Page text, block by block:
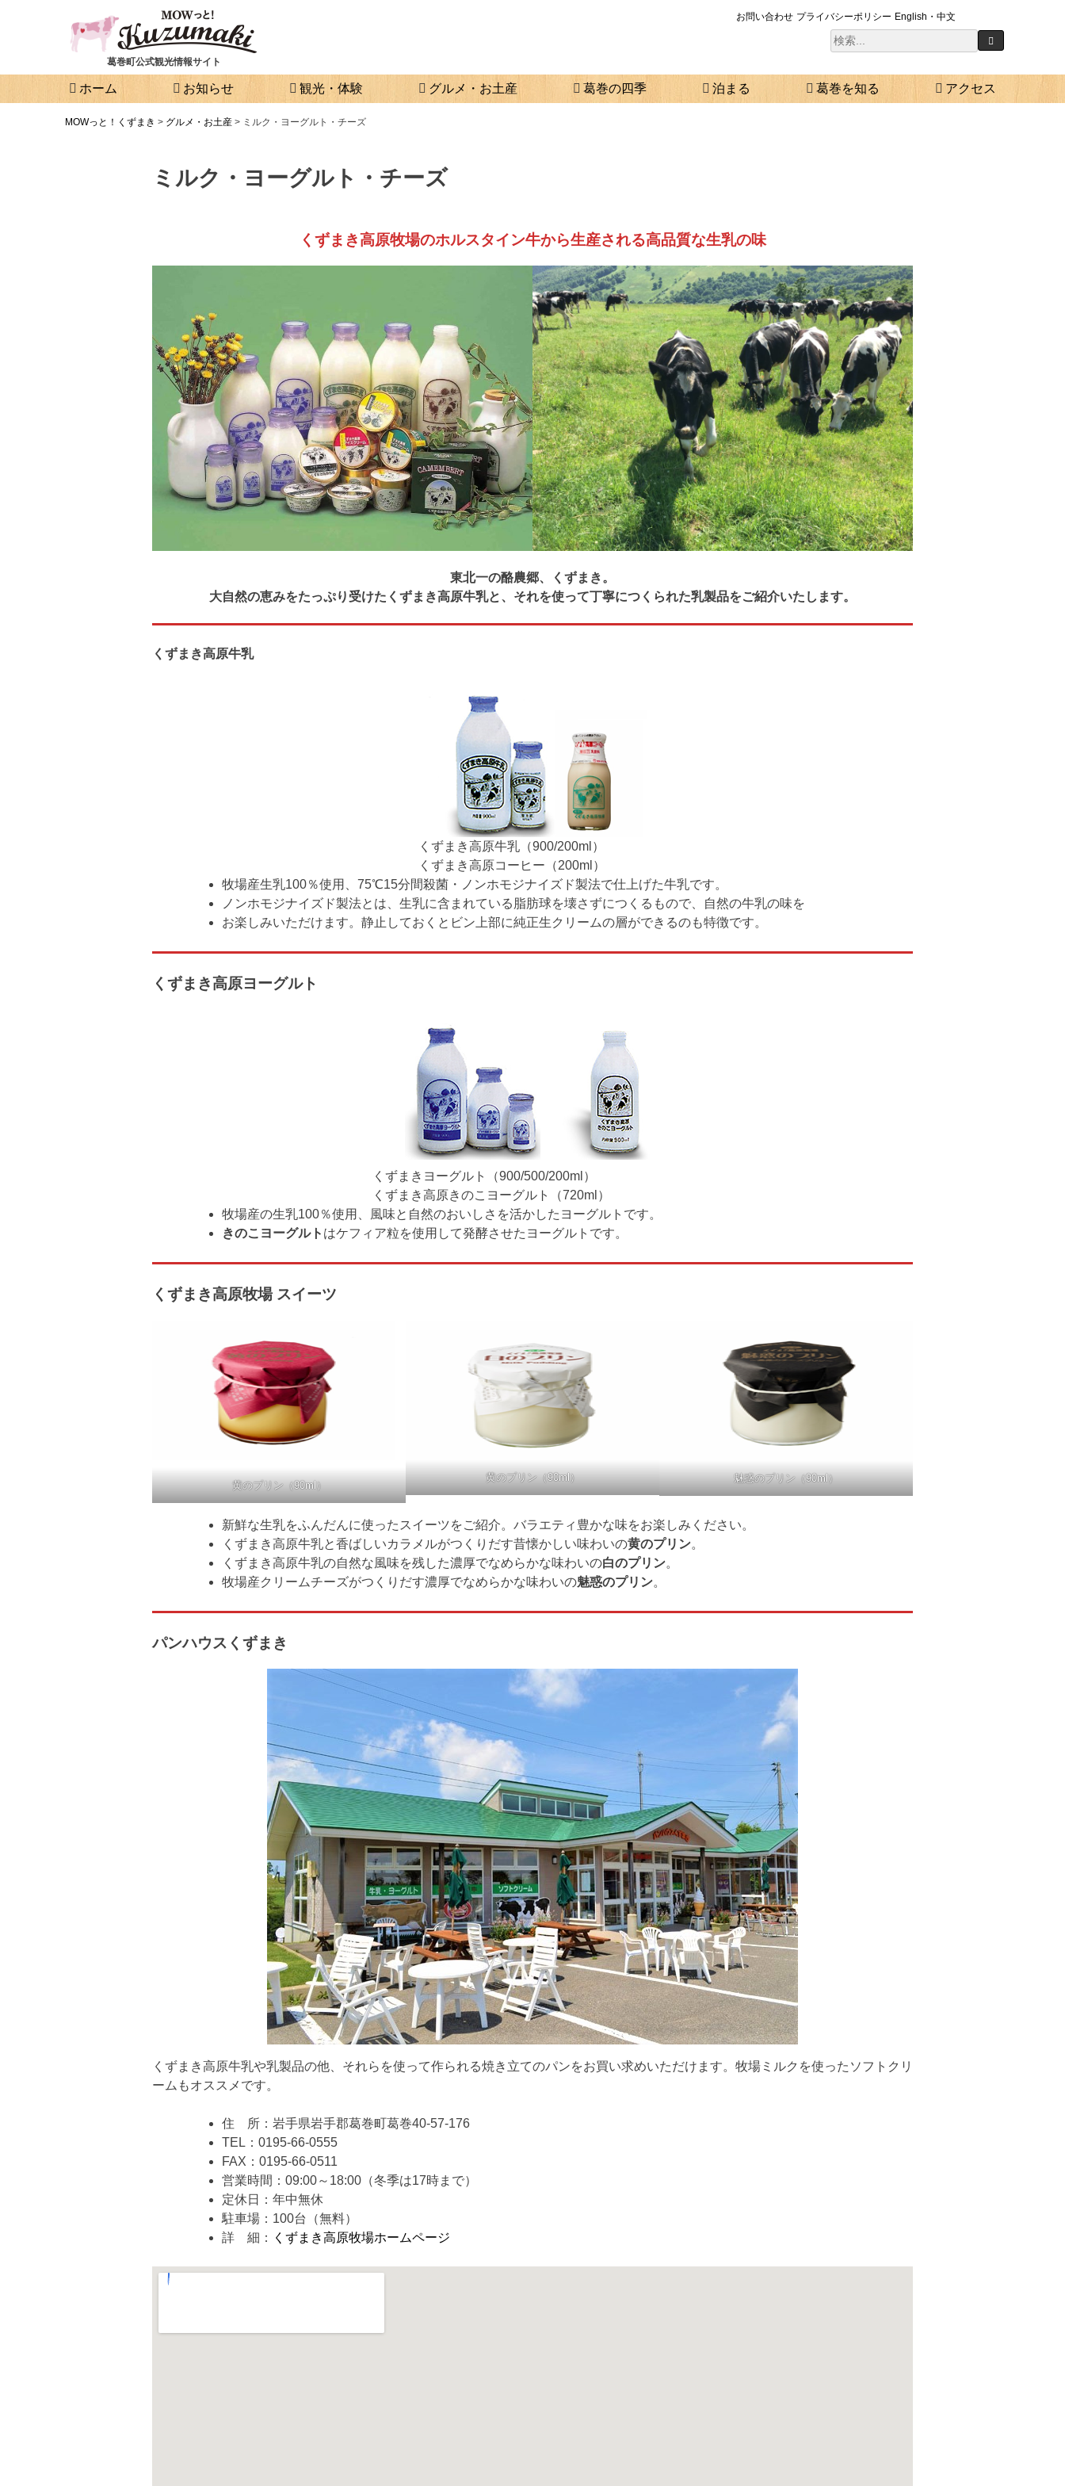
葛巻町公式観光情報サイト
お問い合わせ プライバシーポリシー English・中文
ホーム お知らせ 観光・体験 グルメ・お土産 葛巻の四季 泊まる 葛巻を知る アクセス
MOWっと！くずまき > グルメ・お土産 > ミルク・ヨーグルト・チーズ
ミルク・ヨーグルト・チーズ
くずまき高原牧場のホルスタイン牛から生産される高品質な生乳の味
東北一の酪農郷、くずまき。
大自然の恵みをたっぷり受けた くずまき高原牛乳と、それを使って丁寧につくられた乳製品をご紹介いたします。
くずまき高原牛乳
くずまき高原牛乳（900/200ml）
くずまき高原コーヒー（200ml）
牧場産生乳100％使用、75℃15分間殺菌・ノンホモジナイズド製法で仕上げた牛乳です。
ノンホモジナイズド製法とは、生乳に含まれている脂肪球を壊さずにつくるもので、自然の牛乳の味を
お楽しみいただけます。静止しておくとビン上部に純正生クリームの層ができるのも特徴です。
くずまき高原ヨーグルト
くずまきヨーグルト（900/500/200ml）
くずまき高原きのこヨーグルト（720ml）
牧場産の生乳100％使用、風味と自然のおいしさを活かしたヨーグルトです。
きのこヨーグルト はケフィア粒を使用して発酵させたヨーグルトです。
くずまき高原牧場 スイーツ
黄のプリン（90ml）
黄のプリン（90ml） 魅惑のプリン（90ml）
新鮮な生乳をふんだんに使ったスイーツをご紹介。バラエティ豊かな味をお楽しみください。
くずまき高原牛乳と香ばしいカラメルがつくりだす昔懐かしい味わいの黄のプリン。
くずまき高原牛乳の自然な風味を残した濃厚でなめらかな味わいの白のプリン。
牧場産クリームチーズがつくりだす濃厚でなめらかな味わいの魅惑のプリン。
パンハウスくずまき
くずまき高原牛乳や乳製品の他、それらを使って作られる焼き立てのパンをお買い求めいただけます。牧場ミルクを使ったソフトクリ
ームもオススメです。
住 所：岩手県岩手郡葛巻町葛巻40-57-176
TEL：0195-66-0555
FAX：0195-66-0511
営業時間：09:00～18:00（冬季は17時まで）
定休日：年中無休
駐車場：100台（無料）
詳 細：
くずまき高原牧場ホームページ